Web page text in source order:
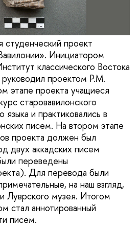
студенческий проект
Инициатором
классического Востока
проектом Р.М.
этапе проекта учащиеся
старовавилонского
языка и практиковались в
писем. На втором этапе
проекта должен был
двух аккадских писем
переведены
Для перевода были
на наш взгляд,
Луврского музея. Итогом
стал аннотированный
писем.